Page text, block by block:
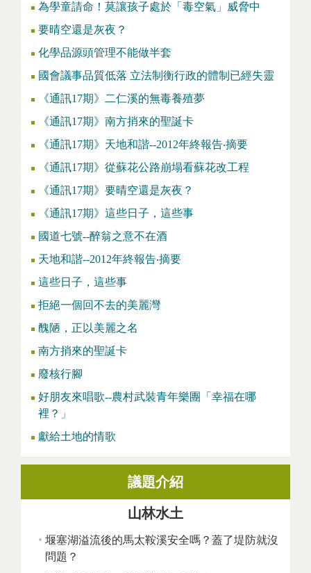
為學童請命！莫讓孩子處於「毒空氣」威脅中
要晴空還是灰夜？
化學品源頭管理不能做半套
國會議事品質低落 立法制衡行政的體制已經失靈
《通訊17期》二仁溪的無毒養殖夢
《通訊17期》南方捎來的聖誕卡
《通訊17期》天地和諧--2012年終報告‧摘要
《通訊17期》從蘇花公路崩塌看蘇花改工程
《通訊17期》要晴空還是灰夜？
《通訊17期》這些日子，這些事
國道七號--醉翁之意不在酒
天地和諧--2012年終報告‧摘要
這些日子，這些事
拒絕一個回不去的美麗灣
醜陋，正以美麗之名
南方捎來的聖誕卡
廢核行腳
好朋友來唱歌--農村武裝青年樂團「幸福在哪
裡？」
獻給土地的情歌
議題介紹
山林水土
堰塞湖溢流後的馬太鞍溪安全嗎？蓋了堤防就沒
問題？